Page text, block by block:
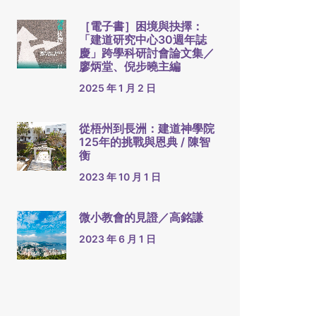
［電子書］困境與抉擇：
「建道研究中心30週年誌
慶」跨學科研討會論文集／
廖炳堂、倪步曉主編
2025 年 1 月 2 日
從梧州到長洲：建道神學院
125年的挑戰與恩典 / 陳智
衡
2023 年 10 月 1 日
微小教會的見證／高銘謙
2023 年 6 月 1 日